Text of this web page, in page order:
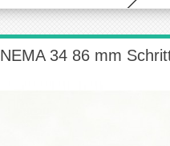
NEMA 34 86 mm